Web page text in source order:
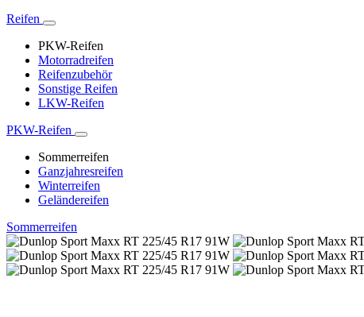
Reifen
PKW-Reifen
Motorradreifen
Reifenzubehör
Sonstige Reifen
LKW-Reifen
PKW-Reifen
Sommerreifen
Ganzjahresreifen
Winterreifen
Geländereifen
Sommerreifen